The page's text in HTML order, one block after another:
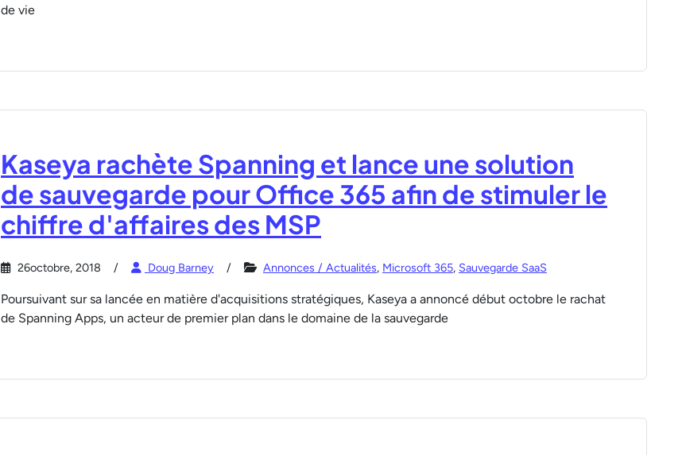
de vie
Kaseya rachète Spanning et lance une solution
de sauvegarde pour Office 365 afin de stimuler le
chiffre d'affaires des MSP
26octobre, 2018 Doug Barney Annonces / Actualités, Microsoft 365, Sauvegarde SaaS
Poursuivant sur sa lancée en matière d'acquisitions stratégiques, Kaseya a annoncé début octobre le rachat
de Spanning Apps, un acteur de premier plan dans le domaine de la sauvegarde